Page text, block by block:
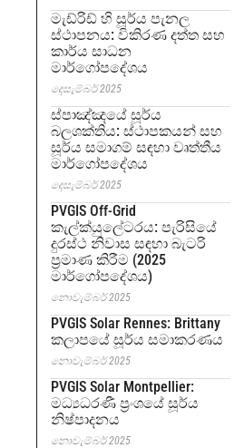
මැඩ්රිඩ් හි සූර්ය පැනල
ස්ථාපනය: විකිරණ දත්ත සහ
කාර්ය සාධන
මාර්ගෝපදේශය
දෙසැම්බර් 2025
ස්පාඤ්ඤයේ සූර්ය
බලශක්තිය: ස්ථාපකයන් සහ
සූර්ය සමාගම් සඳහා වෘත්තීය
මාර්ගෝපදේශය
දෙසැම්බර් 2025
PVGIS Off-Grid
කැල්ක්යුලේටරය: පැරිසියේ
දුරස්ථ නිවාස සඳහා බැටරි
ප්‍රමාණ කිරීම (2025
මාර්ගෝපදේශය)
නොවැම්බර් 2025
PVGIS Solar Rennes: Brittany
කලාපයේ සූර්ය සමාකරණය
නොවැම්බර් 2025
PVGIS Solar Montpellier:
මධ්‍යධරණී ප්‍රංශයේ සූර්ය
නිෂ්පාදනය
නොවැම්බර් 2025